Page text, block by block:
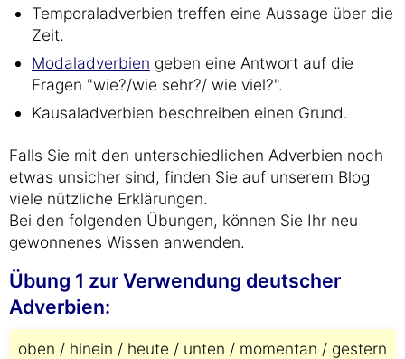
Temporaladverbien treffen eine Aussage über die
Zeit.
Modaladverbien geben eine Antwort auf die
Fragen "wie?/wie sehr?/ wie viel?".
Kausaladverbien beschreiben einen Grund.
Falls Sie mit den unterschiedlichen Adverbien noch
etwas unsicher sind, finden Sie auf unserem Blog
viele nützliche Erklärungen.
Bei den folgenden Übungen, können Sie Ihr neu
gewonnenes Wissen anwenden.
Übung 1 zur Verwendung deutscher
Adverbien:
oben / hinein / heute / unten / momentan / gestern